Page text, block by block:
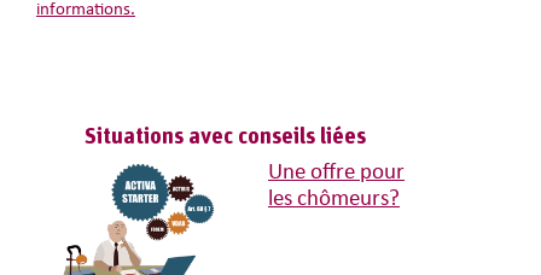
informations.
Situations avec conseils liées
Une offre pour
les chômeurs?